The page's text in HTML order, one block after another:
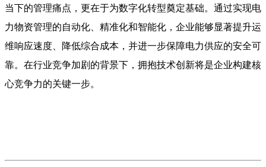
当下的管理痛点，更在于为数字化转型奠定基础。通过实现电
力物资管理的自动化、精准化和智能化，企业能够显著提升运
维响应速度、降低综合成本，并进一步保障电力供应的安全可
靠。在行业竞争加剧的背景下，拥抱技术创新将是企业构建核
心竞争力的关键一步。